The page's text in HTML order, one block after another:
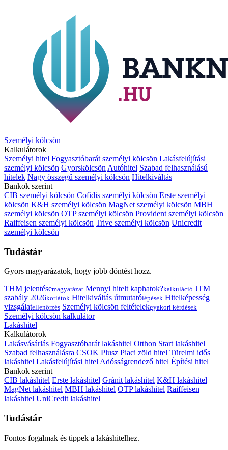
Személyi kölcsön
Kalkulátorok
Személyi hitel Fogyasztóbarát személyi kölcsön Lakásfelújítási
személyi kölcsön Gyorskölcsön Autóhitel Szabad felhasználású
hitelek Nagy összegű személyi kölcsön Hitelkiváltás
Bankok szerint
CIB személyi kölcsön Cofidis személyi kölcsön Erste személyi
kölcsön K&H személyi kölcsön MagNet személyi kölcsön MBH
személyi kölcsön OTP személyi kölcsön Provident személyi kölcsön
Raiffeisen személyi kölcsön Trive személyi kölcsön Unicredit
személyi kölcsön
Tudástár
Gyors magyarázatok, hogy jobb döntést hozz.
THM jelentésemagyarázat Mennyi hitelt kaphatok?kalkuláció JTM
szabály 2026korlátok Hitelkiváltás útmutatólépések Hitelképesség
vizsgálatellenőrzés Személyi kölcsön feltételekgyakori kérdések
Személyi kölcsön kalkulátor
Lakáshitel
Kalkulátorok
Lakásvásárlás Fogyasztóbarát lakáshitel Otthon Start lakáshitel
Szabad felhasználásra CSOK Plusz Piaci zöld hitel Türelmi idős
lakáshitel Lakásfelújítási hitelAdósságrendező hitel Építési hitel
Bankok szerint
CIB lakáshitel Erste lakáshitel Gránit lakáshitel K&H lakáshitel
MagNet lakáshitel MBH lakáshitel OTP lakáshitel Raiffeisen
lakáshitel UniCredit lakáshitel
Tudástár
Fontos fogalmak és tippek a lakáshitelhez.